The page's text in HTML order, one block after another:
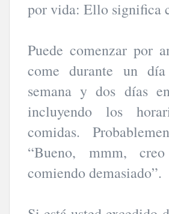
por vida: Ello significa
Puede comenzar por
come durante un
semana y dos días
incluyendo los
comidas.
“Bueno, mmm,
comiendo demasiado”.